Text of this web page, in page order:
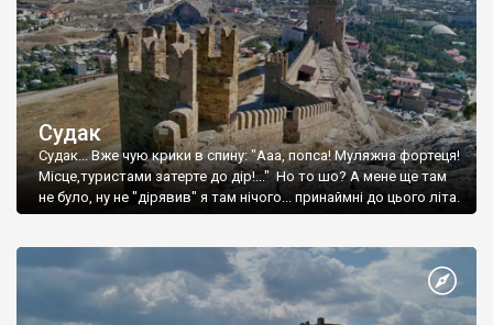
Судак
Судак... Вже чую крики в спину: "Ааа, попса! Муляжна фортеця!
Місце,туристами затерте до дір!..." Но то шо? А мене ще там
не було, ну не "дірявив" я там нічого... принаймні до цього літа.